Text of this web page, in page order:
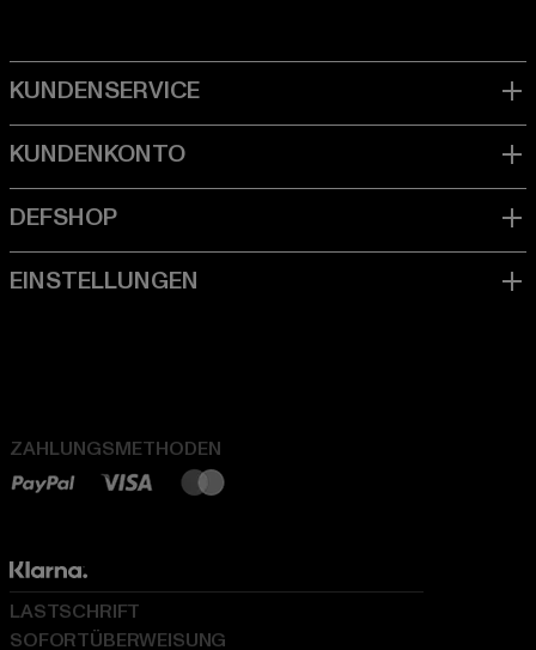
ZAHLUNGSMETHODEN
LASTSCHRIFT
SOFORTÜBERWEISUNG